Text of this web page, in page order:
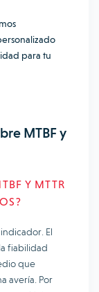
para tu
MTBF y
Y MTTR
El
fiabilidad
que
avería. Por